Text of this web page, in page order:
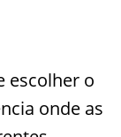
escolher o
onde as